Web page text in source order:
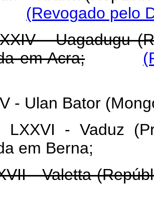
(Revogado pelo
- Uagadugu
em Acra;
- Ulan Bator
LXXVI - Vaduz
em Berna;
- Valetta